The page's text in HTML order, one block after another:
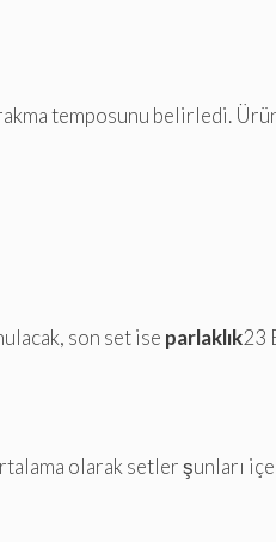
temposunu belirledi.
son set ise parlaklık23
olarak setler şunları